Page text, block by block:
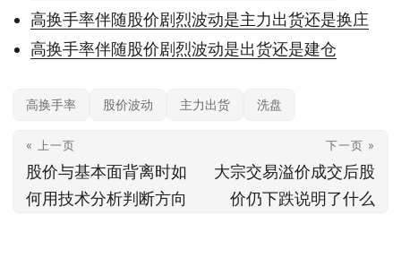
高换手率伴随股价剧烈波动是主力出货还是换庄
高换手率伴随股价剧烈波动是出货还是建仓
高换手率 股价波动 主力出货 洗盘
« 上一页
股价与基本面背离时如
何用技术分析判断方向
下一页 »
大宗交易溢价成交后股
价仍下跌说明了什么